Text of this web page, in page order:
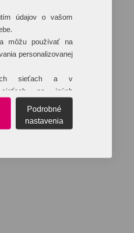
údajov o vašom
môžu používať na
personalizovanej
sieťach a v
sieťach na iných
Podrobné
nastavenia